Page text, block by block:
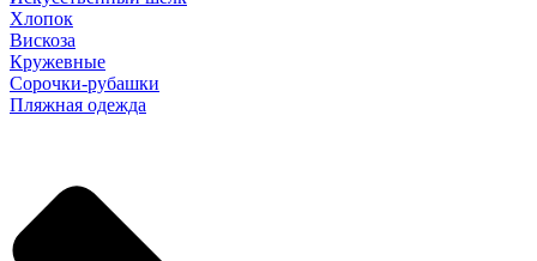
Хлопок
Вискоза
Кружевные
Сорочки-рубашки
Пляжная одежда